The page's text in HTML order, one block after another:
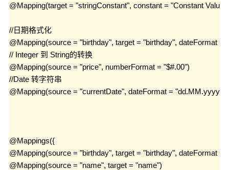
@Mapping(target = "stringConstant", constant = "Constant Value")
//日期格式化
@Mapping(source = "birthday", target = "birthday", dateFormat
// Integer 到 String的转换
@Mapping(source = "price", numberFormat = "$#.00")
//Date 转字符串
@Mapping(source = "currentDate", dateFormat = "dd.MM.yyyy")
@Mappings({
@Mapping(source = "birthday", target = "birthday", dateFormat
@Mapping(source = "name", target = "name")